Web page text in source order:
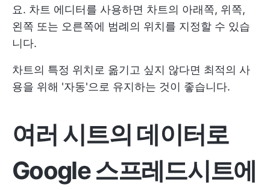
요. 차트 에디터를 사용하면 차트의 아래쪽, 위쪽,
왼쪽 또는 오른쪽에 범례의 위치를 지정할 수 있습
니다.
차트의 특정 위치로 옮기고 싶지 않다면 최적의 사
용을 위해 '자동'으로 유지하는 것이 좋습니다.
여러 시트의 데이터로
Google 스프레드시트에